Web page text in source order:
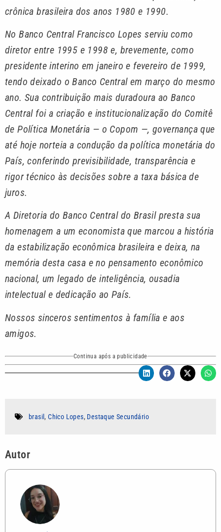
crônica brasileira dos anos 1980 e 1990.
No Banco Central Francisco Lopes serviu como
diretor entre 1995 e 1998 e, brevemente, como
presidente interino em janeiro e fevereiro de 1999,
tendo deixado o Banco Central em março do mesmo
ano. Sua contribuição mais duradoura ao Banco
Central foi a criação e institucionalização do Comitê
de Política Monetária — o Copom —, governança que
até hoje norteia a condução da política monetária do
País, conferindo previsibilidade, transparência e
rigor técnico às decisões sobre a taxa básica de
juros.
A Diretoria do Banco Central do Brasil presta sua
homenagem a um economista que marcou a história
da estabilização econômica brasileira e deixa, na
memória desta casa e no pensamento econômico
nacional, um legado de inteligência, ousadia
intelectual e dedicação ao País.
Nossos sinceros sentimentos à família e aos
amigos.
Continua após a publicidade
brasil ,Chico Lopes, Destaque Secundário
Autor